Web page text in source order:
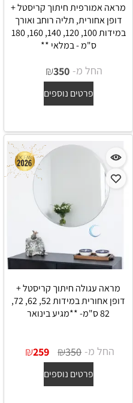
מראה אמורפית חיתוך קריסטל +
דופן אחורית, תליה רוחב ואורך
במידות 100, 120, 140, 160, 180
ס"מ - במלאי **
החל מ- ₪350
פרטים נוספים
מראה עגולה חיתוך קריסטל +
דופן אחורית במידות 52, 62, 72,
82 ס"מ- **מגיע בינואר
החל מ- ₪350
₪259
פרטים נוספים